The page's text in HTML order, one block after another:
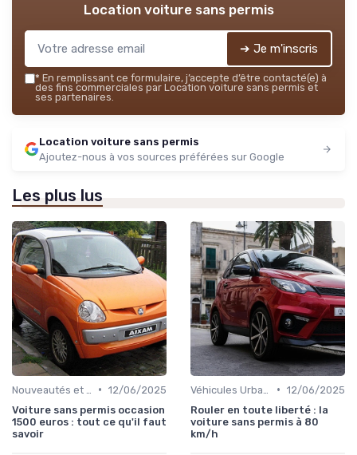
Location voiture sans permis
➔ Je m'inscris
* En remplissant ce formulaire, j’accepte d’être contacté(e) à
des fins commerciales par Location voiture sans permis et
ses partenaires.
Location voiture sans permis
Ajoutez-nous à vos sources préférées sur Google
Les plus lus
• 12/06/2025
Voiture sans permis occasion
1500 euros : tout ce qu'il faut
savoir
• 12/06/2025
Rouler en toute liberté : la
voiture sans permis à 80
km/h